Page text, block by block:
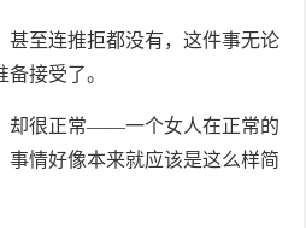
甚至连推拒都没有，这件事无论
接受了。
却很正常——一个女人在正常的
事情好像本来就应该是这么样简